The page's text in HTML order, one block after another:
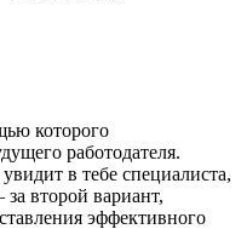
которого
работодателя.
в тебе специалиста,
второй вариант,
эффективного